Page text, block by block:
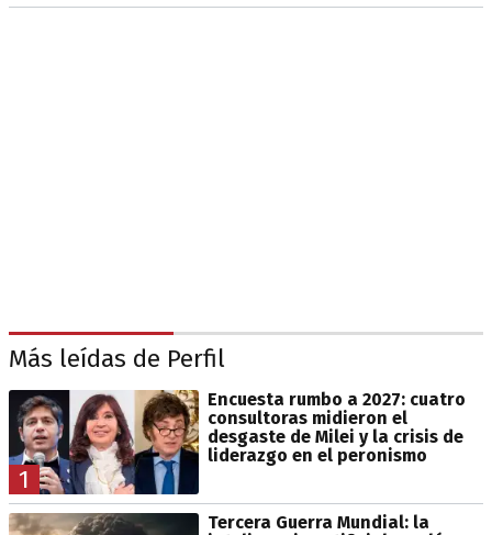
Más leídas de Perfil
1
Encuesta rumbo a 2027: cuatro
consultoras midieron el
desgaste de Milei y la crisis de
liderazgo en el peronismo
Tercera Guerra Mundial: la